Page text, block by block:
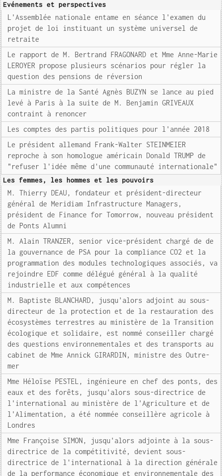
Evénements et perspectives
L'Assemblée nationale entame en séance l'examen du
projet de loi instituant un système universel de
retraite
Le rapport de M. Bertrand FRAGONARD et Mme Anne-Marie
LEROYER propose plusieurs scénarios pour régler la
question des pensions de réversion
La ministre de la Santé Agnès BUZYN se lance au pied
levé à Paris à la suite de M. Benjamin GRIVEAUX
contraint à renoncer
Les comptes des partis politiques pour l'année 2018
Le président allemand Frank-Walter STEINMEIER
reproche à son homologue américain Donald TRUMP de
"refuser l'idée même d'une communauté internationale"
Les femmes, les hommes et les pouvoirs
M. Thierry DEAU, fondateur et président-directeur
général de Meridiam Infrastructure Managers,
président de Finance for Tomorrow, nouveau président
de Ponts Alumni
M. Alain TRANZER, senior vice-président chargé de de
la gouvernance de PSA pour la compliance CO2 et la
programmation des modules technologiques associés, va
rejoindre EDF comme délégué général à la qualité
industrielle et aux compétences
M. Baptiste BLANCHARD, jusqu'alors adjoint au sous-
directeur de la protection et de la restauration des
écosystèmes terrestres au ministère de la Transition
écologique et solidaire, est nommé conseiller chargé
des questions environnementales et des transports au
cabinet de Mme Annick GIRARDIN, ministre des Outre-
mer
Mme Héloïse PESTEL, ingénieure en chef des ponts, des
eaux et des forêts, jusqu'alors sous-directrice de
l'international au ministère de l'Agriculture et de
l'Alimentation, a été nommée conseillère agricole à
Londres
Mme Françoise SIMON, jusqu'alors adjointe à la sous-
directrice de la compétitivité, devient sous-
directrice de l'international à la direction générale
de la performance économique et environnementale des